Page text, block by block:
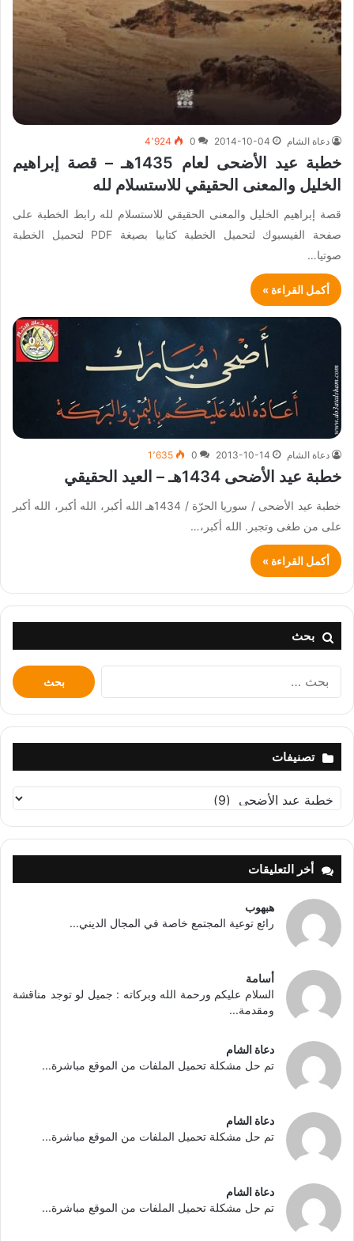
دعاة الشام 2014-10-04
0 4٬924
خطبة عيد الأضحى لعام 1435هـ – قصة إبراهيم
الخليل والمعنى الحقيقي للاستسلام لله
قصة إبراهيم الخليل والمعنى الحقيقي للاستسلام لله رابط الخطبة على
صفحة الفيسبوك لتحميل الخطبة كتابيا بصيغة PDF لتحميل الخطبة
صوتيا…
أكمل القراءة »
دعاة الشام 2013-10-14
0 1٬635
خطبة عيد الأضحى 1434هـ – العيد الحقيقي
خطبة عيد الأضحى / سوريا الحرّة / 1434هـ الله أكبر، الله أكبر، الله أكبر
على من طغى وتجبر. الله أكبر،…
أكمل القراءة »
بحث
البحث
عن:
تصنيفات
تصنيفات
أخر التعليقات
هبهوب
رائع توعية المجتمع خاصة في المجال الديني...
أسامة
السلام عليكم ورحمة الله وبركاته : جميل لو توجد مناقشة
ومقدمة...
دعاة الشام
تم حل مشكلة تحميل الملفات من الموقع مباشرة...
دعاة الشام
تم حل مشكلة تحميل الملفات من الموقع مباشرة...
دعاة الشام
تم حل مشكلة تحميل الملفات من الموقع مباشرة...